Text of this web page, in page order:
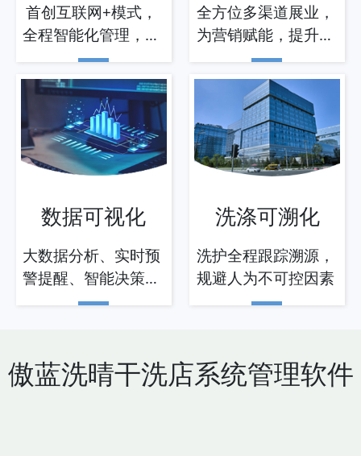
首创互联网+模式，
全程智能化管理，更
规范
全方位多渠道展业，
为营销赋能，提升硬
实力
数据可视化
大数据分析、实时预
警提醒、智能决策助
力
洗涤可溯化
洗护全程跟踪溯源，
规避人为不可控因素
傲蓝洗晴干洗店系统管理软件